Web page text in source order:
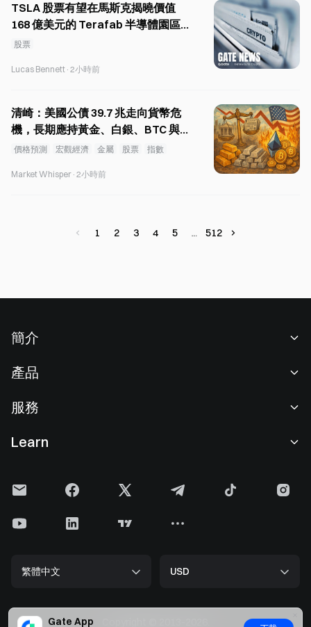
Gate App
TSLA 股票有望在馬斯克揭曉價值
168 億美元的 Terafab 半導體園區
後錄得週線漲幅
股票
Lucas Bennett · 2小時前
清崎：美國公債 39.7 兆走向貨幣危
機，長期應持黃金、白銀、BTC 與
以太坊
價格預測 宏觀經濟 金屬 股票 指數
Market Whisper · 2小時前
1 2 3 4 5 512
簡介
新聞中心
Cookie 政策
儲備金
安全方案
產品
現貨交易
理財中心
Alpha
服務
費率標準
上幣申請
開發者中心（API）
Learn
Gate 快訊
以太坊 (ETH) 升級
繁體中文 USD